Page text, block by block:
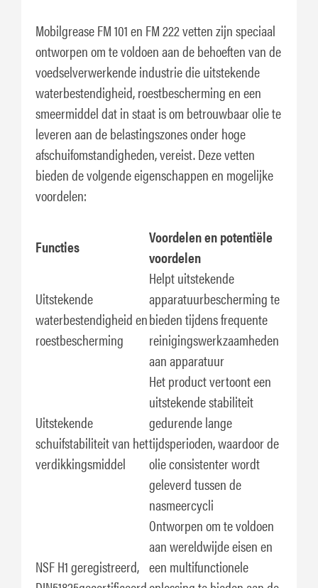
Mobilgrease FM 101 en FM 222 vetten zijn speciaal
ontworpen om te voldoen aan de behoeften van de
voedselverwerkende industrie die uitstekende
waterbestendigheid, roestbescherming en een
smeermiddel dat in staat is om betrouwbaar olie te
leveren aan de belastingszones onder hoge
afschuifomstandigheden, vereist. Deze vetten
bieden de volgende eigenschappen en mogelijke
voordelen:
Functies
Voordelen en potentiële
voordelen
Uitstekende
waterbestendigheid en
roestbescherming
Helpt uitstekende
apparatuurbescherming te
bieden tijdens frequente
reinigingswerkzaamheden
aan apparatuur
Uitstekende
schuifstabiliteit van het
verdikkingsmiddel
Het product vertoont een
uitstekende stabiliteit
gedurende lange
tijdsperioden, waardoor de
olie consistenter wordt
geleverd tussen de
nasmeercycli
NSF H1 geregistreerd,
Ontworpen om te voldoen
aan wereldwijde eisen en
een multifunctionele